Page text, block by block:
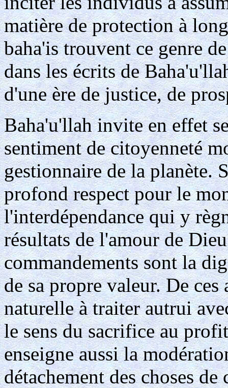
matière de protection à
baha'is trouvent ce genre
dans les écrits de
d'une ère de justice, de
Baha'u'llah invite en effet
sentiment de citoyenneté
gestionnaire de la planète.
profond respect pour le
l'interdépendance qui y
résultats de l'amour de
commandements sont la
de sa propre valeur. De
naturelle à traiter autrui
le sens du sacrifice au
enseigne aussi la
détachement des choses